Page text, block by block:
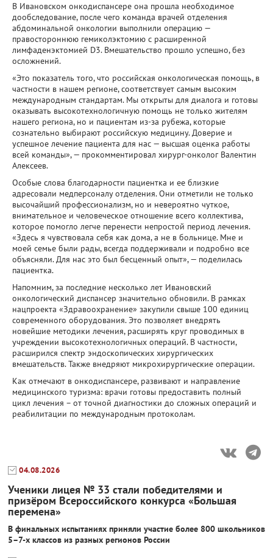
В Ивановском онкодиспансере она прошла необходимое
дообследование, после чего команда врачей отделения
абдоминальной онкологии выполнили операцию —
правостороннюю гемиколэктомию с расширенной
лимфаденэктомией D3. Вмешательство прошло успешно, без
осложнений.
«Это показатель того, что российская онкологическая помощь, в
частности в нашем регионе, соответствует самым высоким
международным стандартам. Мы открыты для диалога и готовы
оказывать высокотехнологичную помощь не только жителям
нашего региона, но и пациентам из-за рубежа, которые
сознательно выбирают российскую медицину. Доверие и
успешное лечение пациента для нас — высшая оценка работы
всей команды», — прокомментировал хирург-онколог Валентин
Алексеев.
Особые слова благодарности пациентка и ее близкие
адресовали медперсоналу отделения. Они отметили не только
высочайший профессионализм, но и невероятно чуткое,
внимательное и человеческое отношение всего коллектива,
которое помогло легче перенести непростой период лечения.
«Здесь я чувствовала себя как дома, а не в больнице. Мне и
моей семье были рады, всегда поддерживали и подробно все
объясняли. Для нас это был бесценный опыт», — поделилась
пациентка.
Напомним, за последние несколько лет Ивановский
онкологический диспансер значительно обновили. В рамках
нацпроекта «Здравоохранение» закупили свыше 100 единиц
современного оборудования. Это позволяет внедрять
новейшие методики лечения, расширять круг проводимых в
учреждении высокотехнологичных операций. В частности,
расширился спектр эндоскопических хирургических
вмешательств. Также внедряют микрохирургические операции.
Как отмечают в онкодиспансере, развивают и направление
медицинского туризма: врачи готовы предоставить полный
цикл лечения – от точной диагностики до сложных операций и
реабилитации по международным протоколам.
04.08.2026
Ученики лицея № 33 стали победителями и
призёром Всероссийского конкурса «Большая
перемена»
В финальных испытаниях приняли участие более 800 школьников
5–7-х классов из разных регионов России